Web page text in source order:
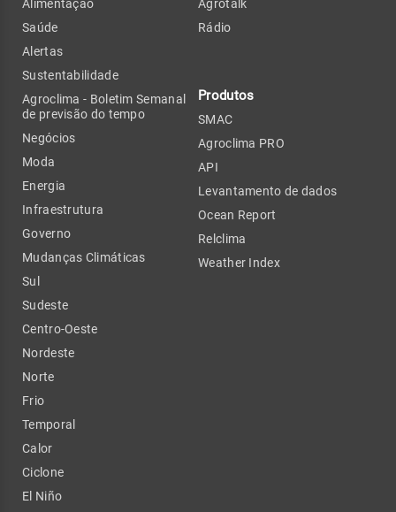
Alimentação
Saúde
Alertas
Sustentabilidade
Agroclima - Boletim Semanal
de previsão do tempo
Negócios
Moda
Energia
Infraestrutura
Governo
Mudanças Climáticas
Sul
Sudeste
Centro-Oeste
Nordeste
Norte
Frio
Temporal
Calor
Ciclone
El Niño
Agrotalk
Rádio
Produtos
SMAC
Agroclima PRO
API
Levantamento de dados
Ocean Report
Relclima
Weather Index